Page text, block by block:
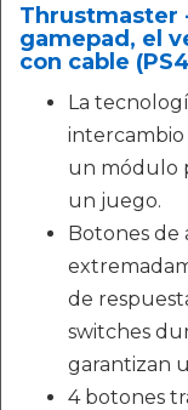
Thrustmaster
gamepad, el
con cable
La
un módulo
un juego.
Botones de
de
switches
garantizan
4 botones